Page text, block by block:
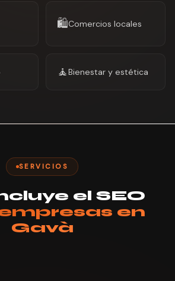
🛍️Comercios locales
🧘Bienestar y estética
SERVICIOS
el SEO
en
Gavà